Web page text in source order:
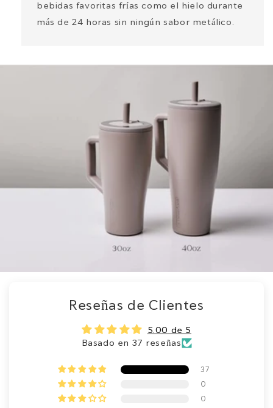
bebidas favoritas frías como el hielo durante
más de 24 horas sin ningún sabor metálico.
Reseñas de Clientes
5.00 de 5
Basado en 37 reseñas
37
0
0